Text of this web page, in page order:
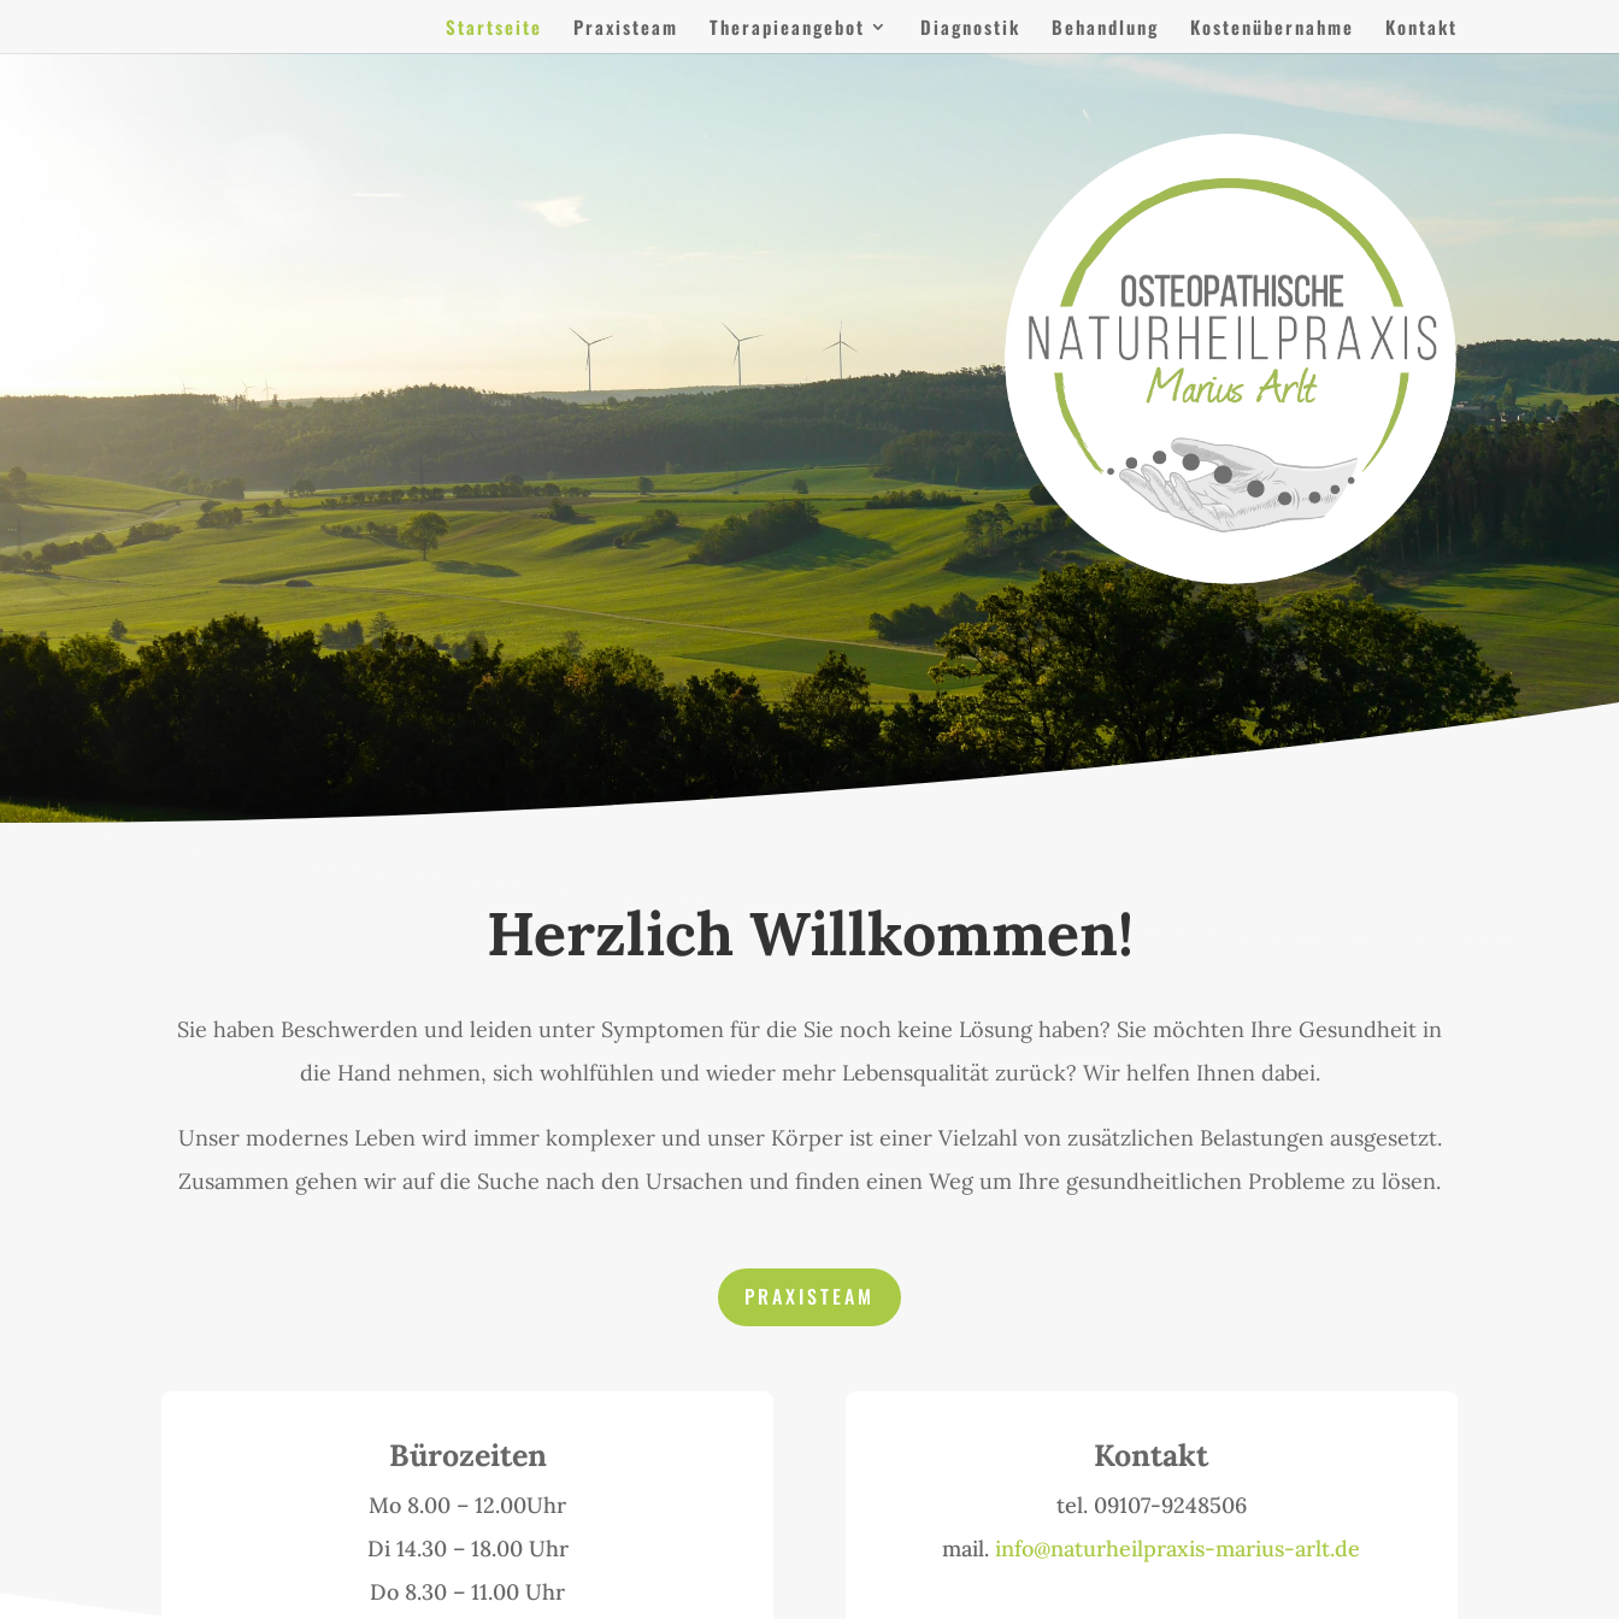
Startseite Praxisteam Therapieangebot Diagnostik Behandlung Kostenübernahme Kontakt
Herzlich Willkommen!
Sie haben Beschwerden und leiden unter Symptomen für die Sie noch keine Lösung haben? Sie möchten Ihre Gesundheit in
die Hand nehmen, sich wohlfühlen und wieder mehr Lebensqualität zurück? Wir helfen Ihnen dabei.
Unser modernes Leben wird immer komplexer und unser Körper ist einer Vielzahl von zusätzlichen Belastungen ausgesetzt.
Zusammen gehen wir auf die Suche nach den Ursachen und finden einen Weg um Ihre gesundheitlichen Probleme zu lösen.
PRAXISTEAM
Bürozeiten
Mo 8.00 – 12.00Uhr
Di 14.30 – 18.00 Uhr
Do 8.30 – 11.00 Uhr
Kontakt
tel. 09107-9248506
mail.info@naturheilpraxis-marius-arlt.de